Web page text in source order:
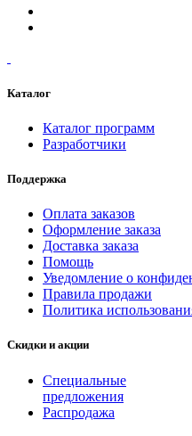
Каталог
Каталог программ
Разработчики
Поддержка
Оплата заказов
Оформление заказа
Доставка заказа
Помощь
Уведомление о
Правила продажи
Политика
Скидки и акции
Специальные
предложения
Распродажа